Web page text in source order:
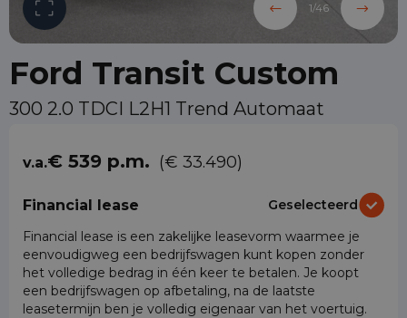
1/46
Ford Transit Custom
300 2.0 TDCI L2H1 Trend Automaat
v.a.€ 539 p.m. (€ 33.490)
Financial lease
Geselecteerd
Financial lease is een zakelijke leasevorm waarmee je
eenvoudigweg een bedrijfswagen kunt kopen zonder
het volledige bedrag in één keer te betalen. Je koopt
een bedrijfswagen op afbetaling, na de laatste
leasetermijn ben je volledig eigenaar van het voertuig.